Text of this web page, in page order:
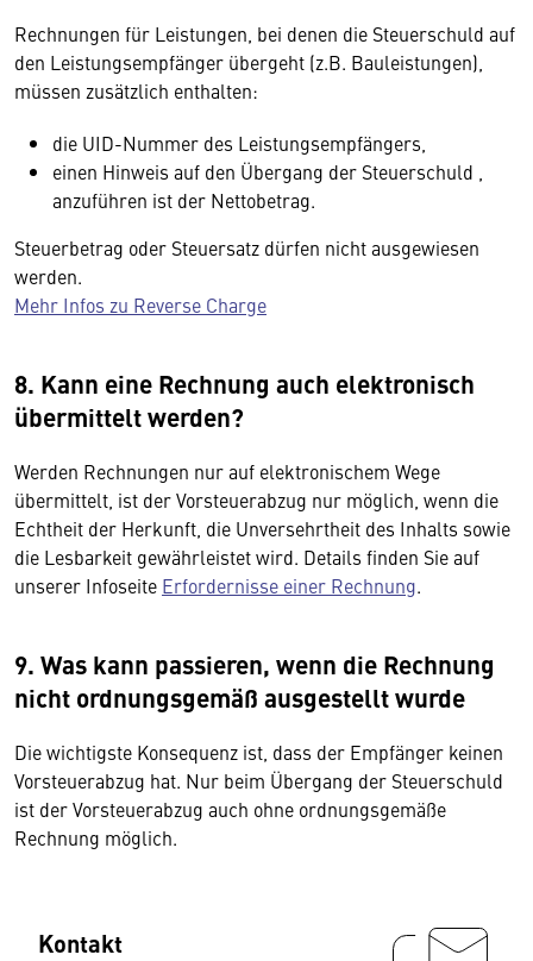
Rechnungen für Leistungen, bei denen die Steuerschuld auf
den Leistungsempfänger übergeht (z.B. Bauleistungen),
müssen zusätzlich enthalten:
die UID-Nummer des Leistungsempfängers,
einen Hinweis auf den Übergang der Steuerschuld ,
anzuführen ist der Nettobetrag.
Steuerbetrag oder Steuersatz dürfen nicht ausgewiesen
werden.
Mehr Infos zu Reverse Charge
8. Kann eine Rechnung auch elektronisch
übermittelt werden?
Werden Rechnungen nur auf elektronischem Wege
übermittelt, ist der Vorsteuerabzug nur möglich, wenn die
Echtheit der Herkunft, die Unversehrtheit des Inhalts sowie
die Lesbarkeit gewährleistet wird. Details finden Sie auf
unserer Infoseite Erfordernisse einer Rechnung.
9. Was kann passieren, wenn die Rechnung
nicht ordnungsgemäß ausgestellt wurde
Die wichtigste Konsequenz ist, dass der Empfänger keinen
Vorsteuerabzug hat. Nur beim Übergang der Steuerschuld
ist der Vorsteuerabzug auch ohne ordnungsgemäße
Rechnung möglich.
Kontakt